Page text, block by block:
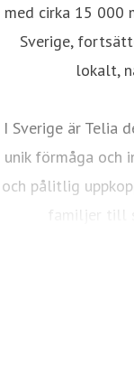
med cirka 15 000
Sverige,
lokalt,
I Sverige är Telia
unik förmåga och
och pålitlig
familjer till
vardagen och
transportnätet